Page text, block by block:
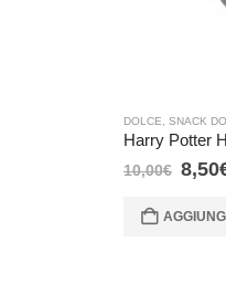
DOLCE, SNACK
10,00€ 8,50